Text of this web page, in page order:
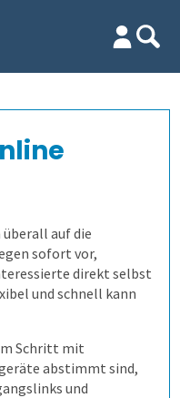
auf die
sofort vor,
direkt selbst
und schnell kann
Schritt mit
abstimmt sind,
und